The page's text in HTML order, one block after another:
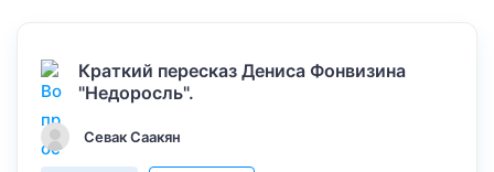
Краткий пересказ Дениса Фонвизина
"Недоросль".
Севак Саакян